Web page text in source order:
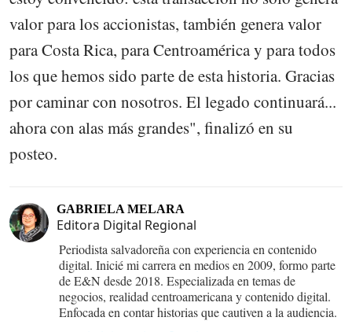
valor para los accionistas, también genera valor
para Costa Rica, para Centroamérica y para todos
los que hemos sido parte de esta historia. Gracias
por caminar con nosotros. El legado continuará...
ahora con alas más grandes", finalizó en su
posteo.
GABRIELA MELARA
Editora Digital Regional
Periodista salvadoreña con experiencia en contenido
digital. Inicié mi carrera en medios en 2009, formo parte
de E&N desde 2018. Especializada en temas de
negocios, realidad centroamericana y contenido digital.
Enfocada en contar historias que cautiven a la audiencia.